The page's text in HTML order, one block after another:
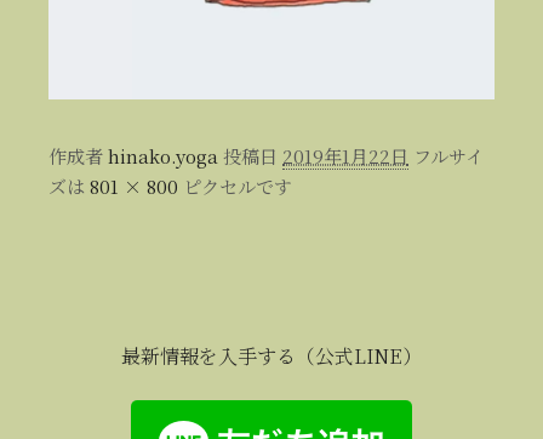
作成者hinako.yoga 投稿日 2019年1月22日 フルサイ
ズは 801 × 800 ピクセルです
最新情報を入手する（公式LINE）